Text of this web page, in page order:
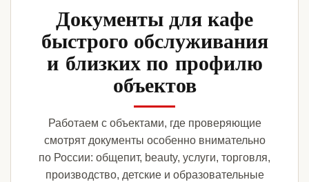
Документы для кафе
быстрого обслуживания
и близких по профилю
объектов
Работаем с объектами, где проверяющие
смотрят документы особенно внимательно
по России: общепит, beauty, услуги, торговля,
производство, детские и образовательные